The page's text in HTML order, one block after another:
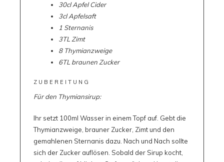
30cl Apfel Cider
3cl Apfelsaft
1 Sternanis
3TL Zimt
8 Thymianzweige
6TL braunen Zucker
ZUBEREITUNG
Für den Thymiansirup:
Ihr setzt 100ml Wasser in einem Topf auf. Gebt die
Thymianzweige, brauner Zucker, Zimt und den
gemahlenen Sternanis dazu. Nach und Nach sollte
sich der Zucker auflösen. Sobald der Sirup kocht,